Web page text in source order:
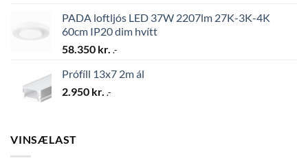
PADA loftljós LED 37W 2207lm 27K-3K-4K
60cm IP20 dim hvítt
58.350 kr. .-
Prófíll 13x7 2m ál
2.950 kr. .-
VINSÆLAST